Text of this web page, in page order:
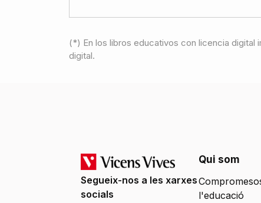
(*) En los libros educativos con licencia digital
digital.
Segueix-nos a les xarxes
socials
Qui som
l'educació